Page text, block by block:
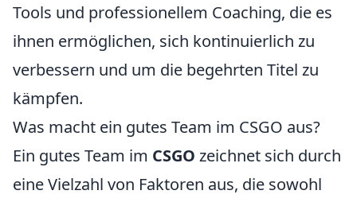
Tools und professionellem Coaching, die es
ihnen ermöglichen, sich kontinuierlich zu
verbessern und um die begehrten Titel zu
kämpfen.
Was macht ein gutes Team im CSGO aus?
Ein gutes Team im CSGO zeichnet sich durch
eine Vielzahl von Faktoren aus, die sowohl